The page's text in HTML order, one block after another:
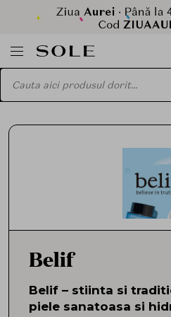
Belif
Belif – stiinta si
piele sanatoasa si